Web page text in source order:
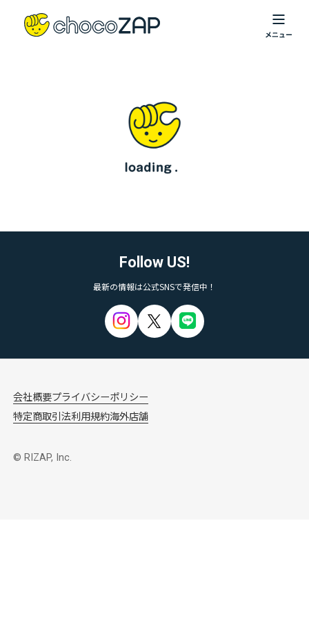
Follow US!
最新の情報は公式SNSで発信中！
会社概要プライバシーポリシー
特定商取引法利用規約海外店舗
© RIZAP, Inc.